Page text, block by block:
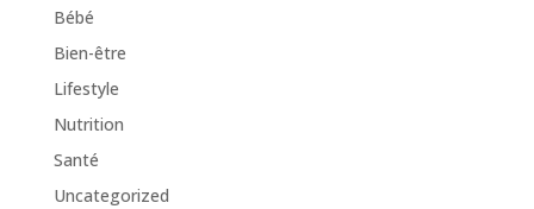
Bébé
Bien-être
Lifestyle
Nutrition
Santé
Uncategorized